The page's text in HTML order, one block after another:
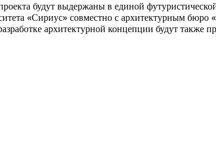
будут выдержаны в единой
«Сириус» совместно с архитектурным
архитектурной концепции будут также